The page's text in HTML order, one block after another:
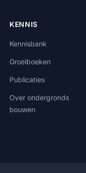
KENNIS
Kennisbank
Groeiboeken
Publicaties
Over ondergronds
bouwen